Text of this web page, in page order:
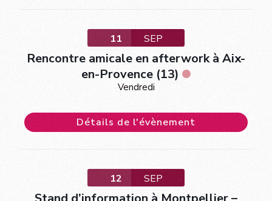
11 SEP
Rencontre amicale en afterwork à Aix-
en-Provence (13)
Vendredi
Détails de l'évènement
12 SEP